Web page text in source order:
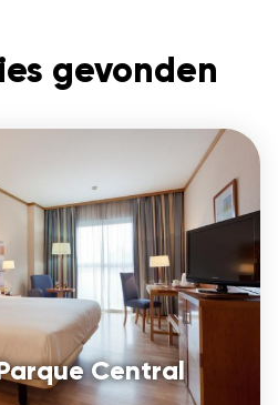
gevonden
Central